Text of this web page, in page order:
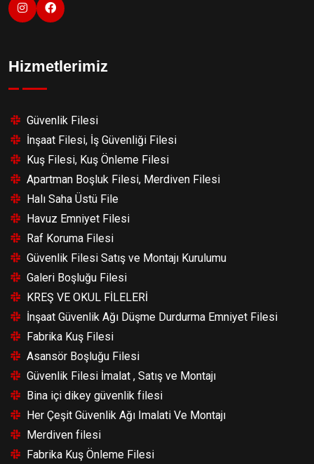
Hizmetlerimiz
Güvenlik Filesi
İnşaat Filesi, İş Güvenliği Filesi
Kuş Filesi, Kuş Önleme Filesi
Apartman Boşluk Filesi, Merdiven Filesi
Halı Saha Üstü File
Havuz Emniyet Filesi
Raf Koruma Filesi
Güvenlik Filesi Satış ve Montajı Kurulumu
Galeri Boşluğu Filesi
KREŞ VE OKUL FİLELERİ
İnşaat Güvenlik Ağı Düşme Durdurma Emniyet Filesi
Fabrika Kuş Filesi
Asansör Boşluğu Filesi
Güvenlik Filesi İmalat , Satış ve Montajı
Bina içi dikey güvenlik filesi
Her Çeşit Güvenlik Ağı Imalati Ve Montajı
Merdiven filesi
Fabrika Kuş Önleme Filesi